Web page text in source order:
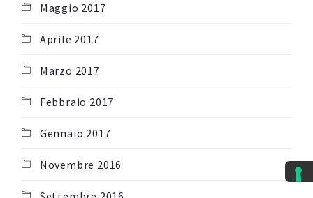
Maggio 2017
Aprile 2017
Marzo 2017
Febbraio 2017
Gennaio 2017
Novembre 2016